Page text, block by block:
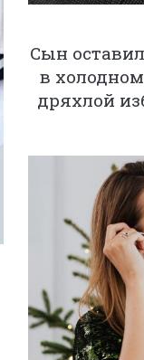
Сын
в
дряхлой